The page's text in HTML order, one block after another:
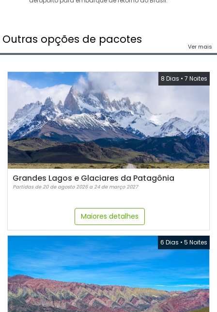
Outras opções de pacotes
Ver mais
8 Dias • 7 Noites
Grandes Lagos e Glaciares da Patagônia
Partidas de 20 de agosto 2026 a 24 de março 2027
Maiores detalhes
6 Dias • 5 Noites